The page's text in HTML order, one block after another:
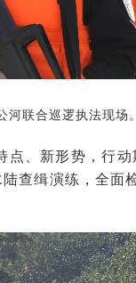
河联合巡逻执法现场
、新形势，行
查缉演练，全面